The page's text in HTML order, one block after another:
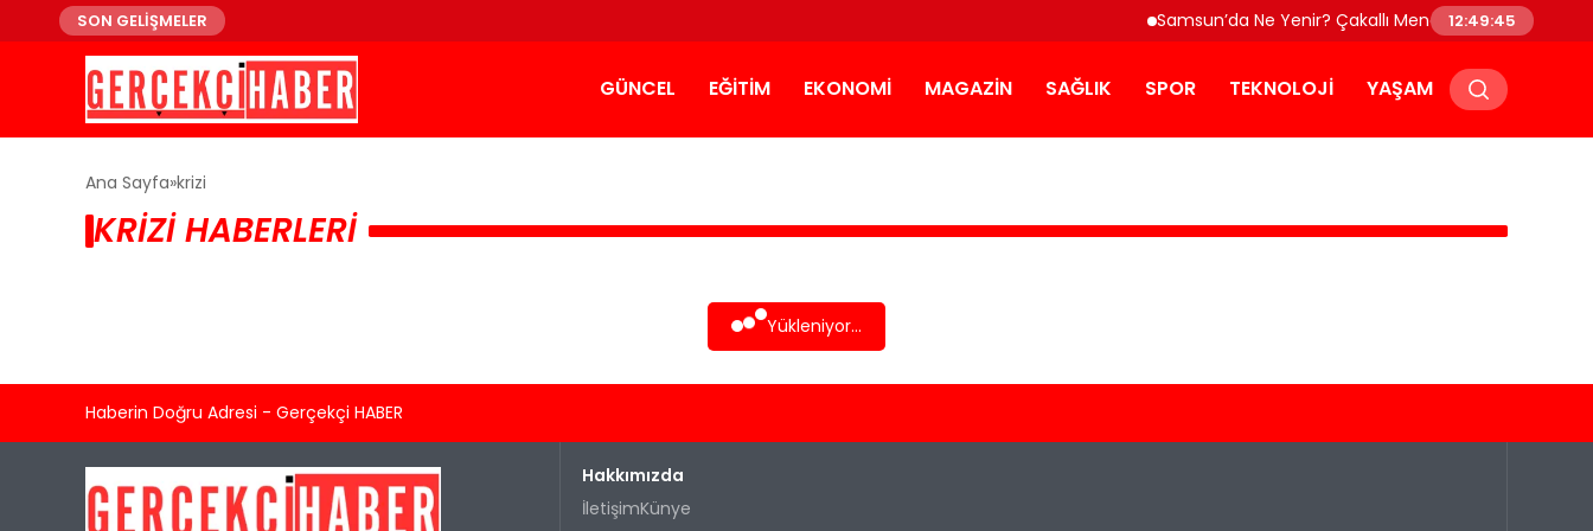
SON GELİŞMELER Samsun’da Ne Yenir? Çakallı Menemeni ve Yöresel
12:49:45
GÜNCEL EĞITIM EKONOMI MAGAZIN SAĞLIK SPOR TEKNOLOJI YAŞAM
Ana Sayfa krizi
KRIZI HABERLERI
Yükleniyor...
Haberin Doğru Adresi - Gerçekçi HABER
Hakkımızda
İletişimKünye